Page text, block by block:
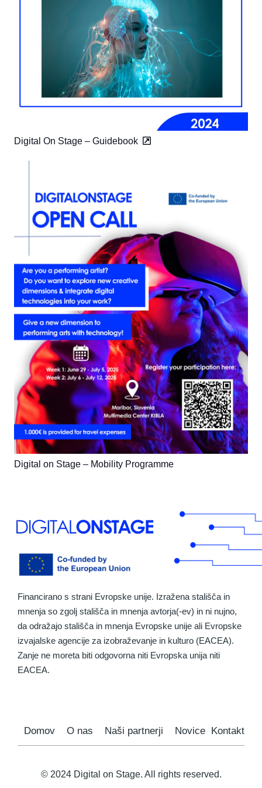
Digital On Stage – Guidebook
Digital on Stage – Mobility Programme
Financirano s strani Evropske unije. Izražena stališča in
mnenja so zgolj stališča in mnenja avtorja(-ev) in ni nujno,
da odražajo stališča in mnenja Evropske unije ali Evropske
izvajalske agencije za izobraževanje in kulturo (EACEA).
Zanje ne moreta biti odgovorna niti Evropska unija niti
EACEA.
Domov O nas Naši partnerji Novice Kontakt
© 2024 Digital on Stage. All rights reserved.